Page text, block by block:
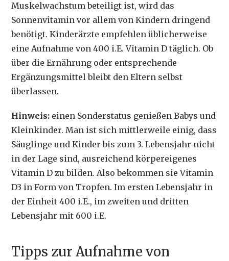
Muskelwachstum beteiligt ist, wird das
Sonnenvitamin vor allem von Kindern dringend
benötigt. Kinderärzte empfehlen üblicherweise
eine Aufnahme von 400 i.E. Vitamin D täglich. Ob
über die Ernährung oder entsprechende
Ergänzungsmittel bleibt den Eltern selbst
überlassen.
Hinweis: einen Sonderstatus genießen Babys und
Kleinkinder. Man ist sich mittlerweile einig, dass
Säuglinge und Kinder bis zum 3. Lebensjahr nicht
in der Lage sind, ausreichend körpereigenes
Vitamin D zu bilden. Also bekommen sie Vitamin
D3 in Form von Tropfen. Im ersten Lebensjahr in
der Einheit 400 i.E., im zweiten und dritten
Lebensjahr mit 600 i.E.
Tipps zur Aufnahme von